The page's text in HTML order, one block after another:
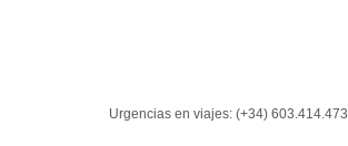
Urgencias en viajes: (+34) 603.414.473